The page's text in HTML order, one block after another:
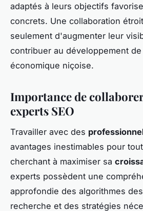
adaptés à leurs objectifs
concrets. Une collaboration
seulement d'augmenter leur
contribuer au développement
économique niçoise.
Importance de
experts SEO
Travailler avec des
avantages inestimables pour
cherchant à maximiser sa
experts possèdent une
approfondie des algorithmes
recherche et des stratégies